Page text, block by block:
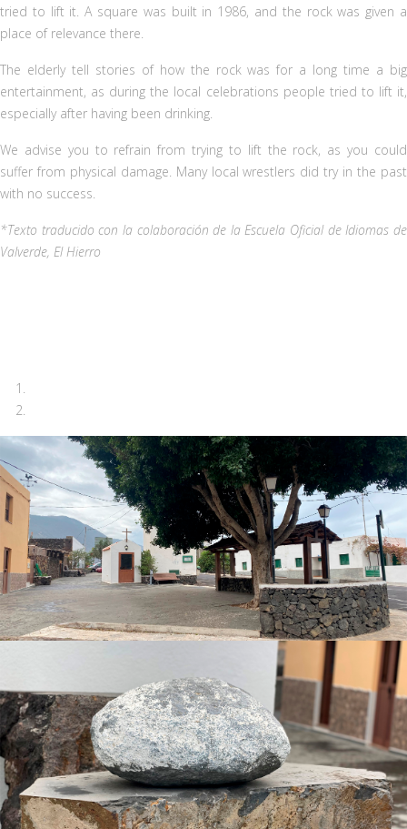
tried to lift it. A square was built in 1986, and the rock was given a
place of relevance there.
The elderly tell stories of how the rock was for a long time a big
entertainment, as during the local celebrations people tried to lift it,
especially after having been drinking.
We advise you to refrain from trying to lift the rock, as you could
suffer from physical damage. Many local wrestlers did try in the past
with no success.
*Texto traducido con la colaboración de la Escuela Oficial de Idiomas de
Valverde, El Hierro